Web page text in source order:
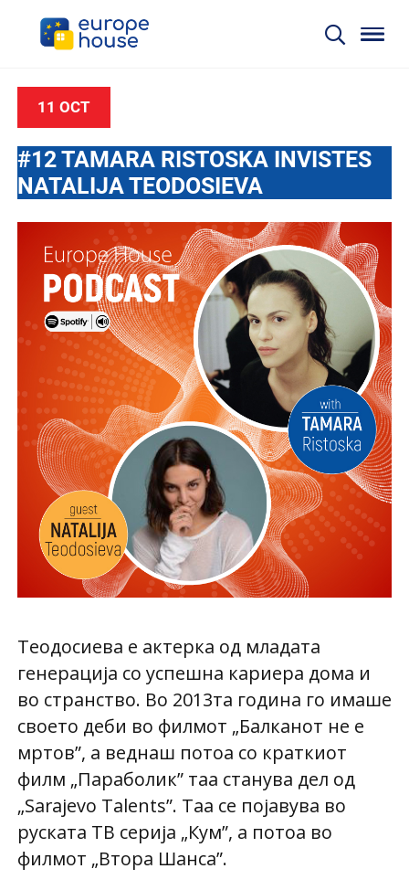
11 OCT
#12 TAMARA RISTOSKA INVISTES
NATALIJA TEODOSIEVA
Теодосиева е актерка од младата
генерација со успешна кариера дома и
во странство. Во 2013та година го имаше
своето деби во филмот „Балканот не е
мртов”, а веднаш потоа со краткиот
филм „Параболик” таа станува дел од
„Sarajevo Talents”. Таа се појавува во
руската ТВ серија „Кум”, а потоа во
филмот „Втора Шанса”.